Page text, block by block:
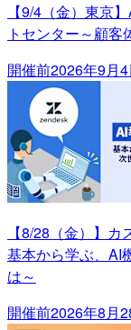
【9/4（金）東京
トセンター～顧
開催前2026年9月
【8/28（金）】
基本から学ぶ、AI
は～
開催前2026年8月